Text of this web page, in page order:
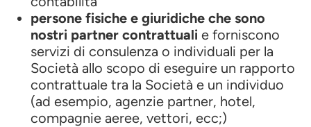
persone fisiche e giuridiche che sono
nostri partner contrattuali e forniscono
servizi di consulenza o individuali per la
Società allo scopo di eseguire un rapporto
contrattuale tra la Società e un individuo
(ad esempio, agenzie partner, hotel,
compagnie aeree, vettori, ecc;)